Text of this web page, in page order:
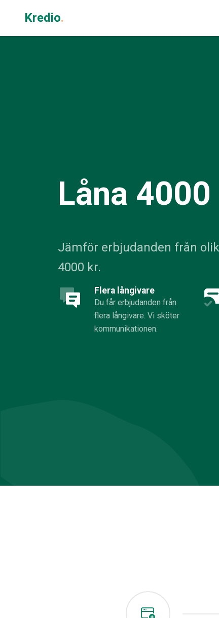
Kredio.
Låna
Jämför erbjudanden från
4000 kr.
Flera långivare
Du får erbjudanden från
flera långivare. Vi sköter
kommunikationen.